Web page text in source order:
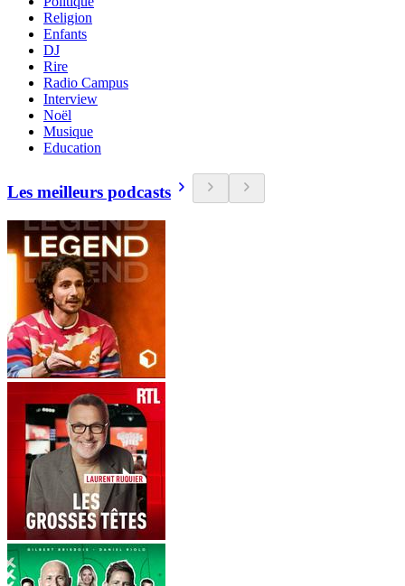
Religion
Enfants
DJ
Rire
Radio Campus
Interview
Noël
Musique
Education
Les meilleurs podcasts